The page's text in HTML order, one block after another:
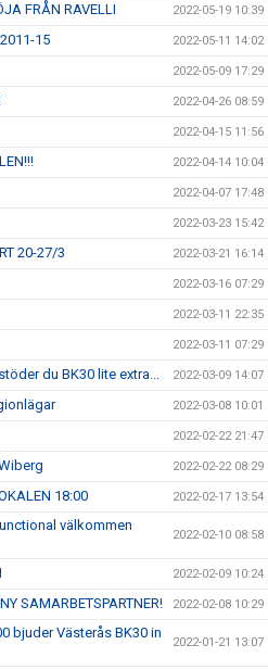
FRÅN RAVELLI 2022-05-19 10:39
15 2022-05-11 14:02
2022-05-09 17:29
2022-04-26 08:59
2022-04-15 11:56
2022-04-14 10:04
2022-04-07 17:48
2022-03-23 15:42
20-27/3 2022-03-21 16:14
2022-03-16 07:29
2022-03-11 22:35
2022-03-11 07:29
du BK30 lite extra... 2022-03-09 14:07
2022-03-08 10:01
2022-02-22 21:47
2022-02-22 08:29
18:00 2022-02-17 13:54
välkommen
2022-02-10 08:58
2022-02-09 10:24
SAMARBETSPARTNER! 2022-02-08 10:29
bjuder Västerås BK30 in
2022-01-21 13:07